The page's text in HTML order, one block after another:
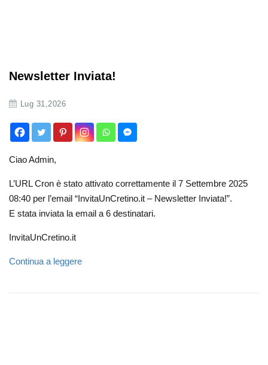
Newsletter Inviata!
Lug 31,2026
Ciao Admin,
L’URL Cron è stato attivato correttamente il 7 Settembre 2025
08:40 per l’email “InvitaUnCretino.it – Newsletter Inviata!”.
E stata inviata la email a 6 destinatari.
InvitaUnCretino.it
Continua a leggere